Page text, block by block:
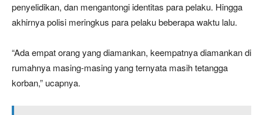
penyelidikan, dan mengantongi identitas para pelaku. Hingga
akhirnya polisi meringkus para pelaku beberapa waktu lalu.
“Ada empat orang yang diamankan, keempatnya diamankan di
rumahnya masing-masing yang ternyata masih tetangga
korban,” ucapnya.